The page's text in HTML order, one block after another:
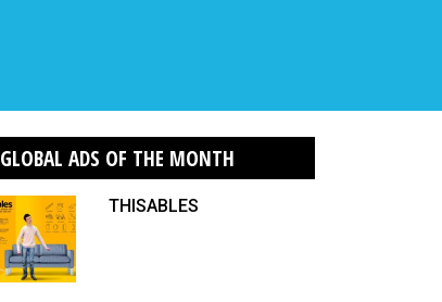
GLOBAL ADS OF THE MONTH
THISABLES